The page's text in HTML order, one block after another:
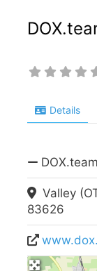
Details
DOX.team
Valley
83626